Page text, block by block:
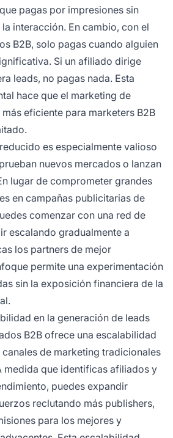
pagas por impresiones sin
interacción. En cambio, con el
B2B, solo pagas cuando alguien
Si un afiliado dirige
leads, no pagas nada. Esta
hace que el marketing de
eficiente para marketers B2B
es especialmente valioso
nuevos mercados o lanzan
lugar de comprometer grandes
en campañas publicitarias de
comenzar con una red de
escalando gradualmente a
los partners de mejor
permite una experimentación
sin la exposición financiera de la
en la generación de leads
B2B ofrece una escalabilidad
de marketing tradicionales
medida que identificas afiliados y
puedes expandir
reclutando más publishers,
para los mejores y